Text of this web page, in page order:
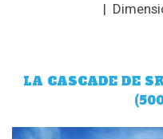
|
LA CASCADE DE